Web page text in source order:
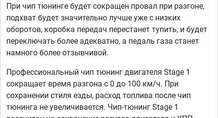
При чип тюнинге будет сокращен провал при разгоне,
подхват будет значительно лучше уже с низких
оборотов, коробка передач перестанет тупить, и будет
переключать более адекватно, а педаль газа станет
намного более отзывчивой.
Профессиональный чип тюнинг двигателя Stage 1
сокращает время разгона с 0 до 100 км/ч. При
сохранении стиля езды, расход топлива после чип
тюнинга не увеличивается. Чип-тюнинг Stage 1